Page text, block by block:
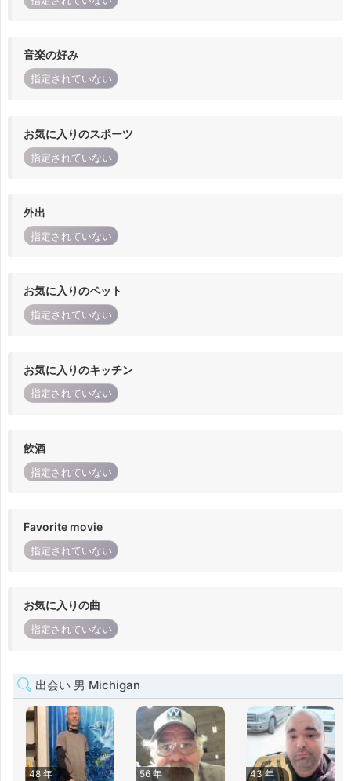
音楽の好み
指定されていない
お気に入りのスポーツ
指定されていない
外出
指定されていない
お気に入りのペット
指定されていない
お気に入りのキッチン
指定されていない
飲酒
指定されていない
Favorite movie
指定されていない
お気に入りの曲
指定されていない
出会い 男 Michigan
48 年
56 年
43 年